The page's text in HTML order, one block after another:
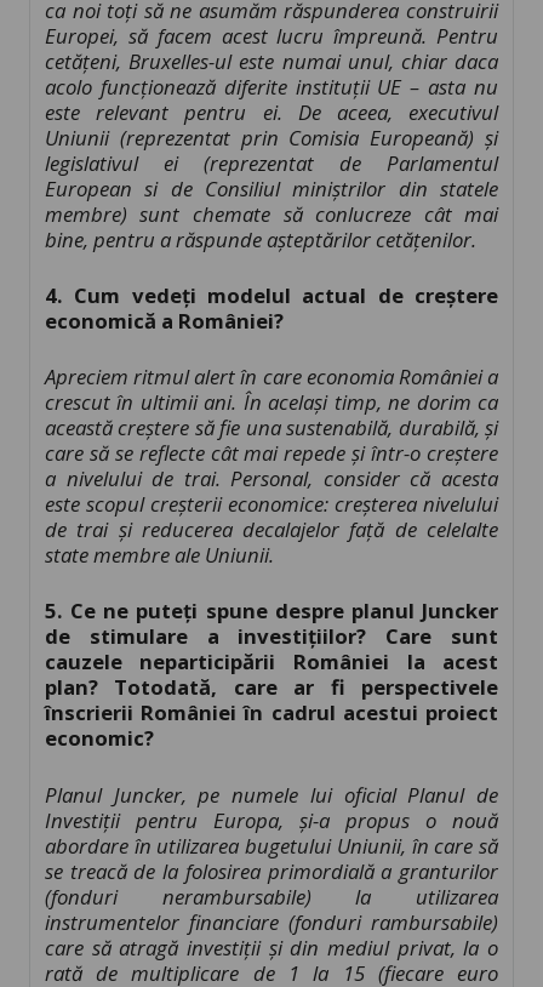
ca noi toți să ne asumăm răspunderea construirii
Europei, să facem acest lucru împreună. Pentru
cetățeni, Bruxelles-ul este numai unul, chiar daca
acolo funcționează diferite instituții UE – asta nu
este relevant pentru ei. De aceea, executivul
Uniunii (reprezentat prin Comisia Europeană) și
legislativul ei (reprezentat de Parlamentul
European si de Consiliul miniștrilor din statele
membre) sunt chemate să conlucreze cât mai
bine, pentru a răspunde așteptărilor cetățenilor.
4. Cum vedeți modelul actual de creștere
economică a României?
Apreciem ritmul alert în care economia României a
crescut în ultimii ani. În același timp, ne dorim ca
această creștere să fie una sustenabilă, durabilă, și
care să se reflecte cât mai repede și într-o creștere
a nivelului de trai. Personal, consider că acesta
este scopul creșterii economice: creșterea nivelului
de trai și reducerea decalajelor față de celelalte
state membre ale Uniunii.
5. Ce ne puteți spune despre planul Juncker
de stimulare a investițiilor? Care sunt
cauzele neparticipării României la acest
plan? Totodată, care ar fi perspectivele
înscrierii României în cadrul acestui proiect
economic?
Planul Juncker, pe numele lui oficial Planul de
Investiții pentru Europa, și-a propus o nouă
abordare în utilizarea bugetului Uniunii, în care să
se treacă de la folosirea primordială a granturilor
(fonduri nerambursabile) la utilizarea
instrumentelor financiare (fonduri rambursabile)
care să atragă investiții și din mediul privat, la o
rată de multiplicare de 1 la 15 (fiecare euro